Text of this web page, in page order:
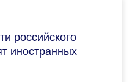
российского
иностранных